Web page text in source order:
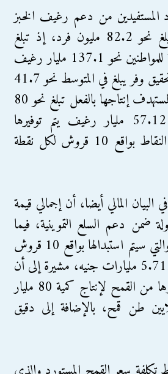
المستفيدين من دعم رغيف الخبز
ودقيق المستودعات يبلغ نحو 82.2 مليون فرد، إذ تبلغ
كميات الخبز المستحقة للمواطنين نحو 137.1 مليار رغيف
سنويا، ومع افتراض تحقيق وفر يبلغ في المتوسط نحو 41.7
% فإن كميات الخبز المستهدف إنتاجها بالفعل تبلغ نحو 80
مليار رغيف، ونحو 57.12 مليار رغيف يتم توفيرها
واستبدالها وفقا لنظام النقاط بواقع 10 قروش لكل نقطة
البيان المالي أيضا، أن إجمالي قيمة
ضمن دعم السلع التموينية، فيما
يخص "النقاط الموفرة والتي سيتم استبدالها بواقع 10 قروش
لكل نقطة" يصل إلى 5.712 مليارات جنيه، مشيرة إلى أن
الكميات المطلوب توفيرها من القمح لإنتاج كمية 80 مليار
تبلغ 9.2 ملايين طن قمح، بالإضافة إلى دقيق